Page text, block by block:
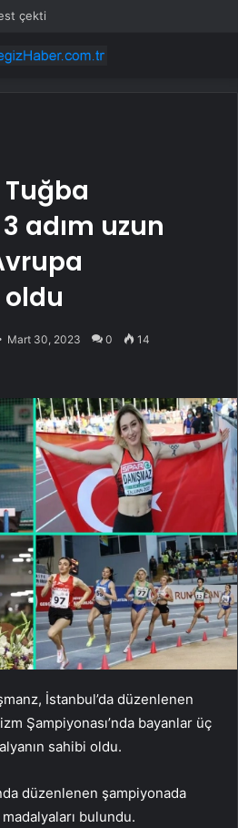
çekti
adım uzun
Mart 30, 2023 0 14
İstanbul’da düzenlenen
Şampiyonası’nda bayanlar üç
sahibi oldu.
düzenlenen şampiyonada
bulundu.